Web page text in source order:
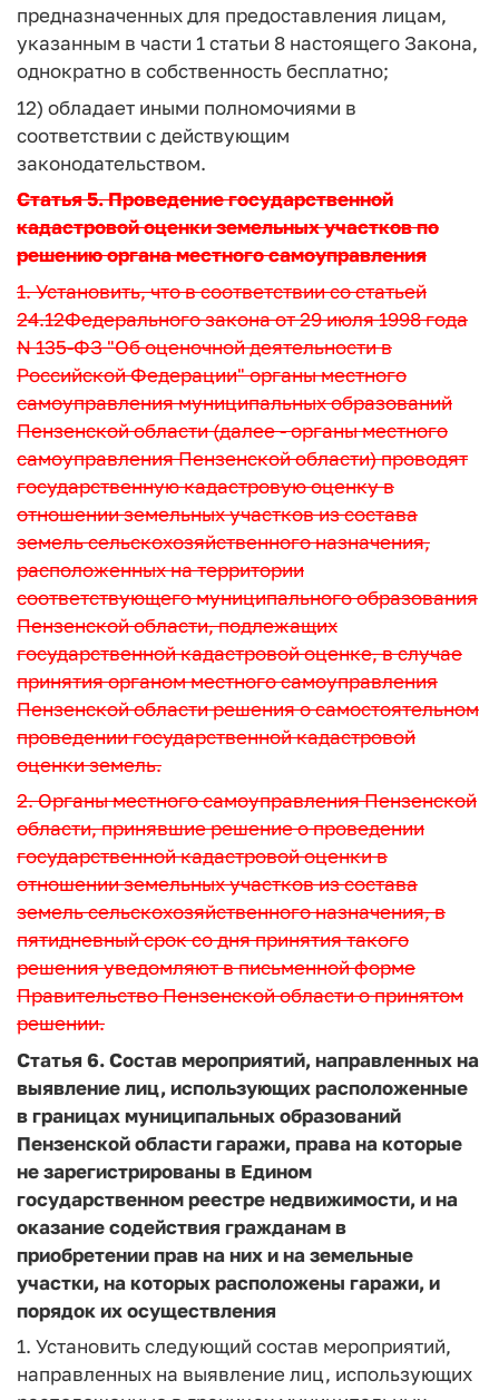
предназначенных для предоставления лицам,
указанным в части 1 статьи 8 настоящего Закона,
однократно в собственность бесплатно;
12) обладает иными полномочиями в
соответствии с действующим
законодательством.
Статья 5. Проведение государственной
кадастровой оценки земельных участков по
решению органа местного самоуправления
1. Установить, что в соответствии состатьей
24.12Федерального закона от 29 июля 1998 года
N 135-ФЗ "Об оценочной деятельности в
Российской Федерации" органы местного
самоуправления муниципальных образований
Пензенской области (далее - органы местного
самоуправления Пензенской области) проводят
государственную кадастровую оценку в
отношении земельных участков из состава
земель сельскохозяйственного назначения,
расположенных на территории
соответствующего муниципального образования
Пензенской области, подлежащих
государственной кадастровой оценке, в случае
принятия органом местного самоуправления
Пензенской области решения о самостоятельном
проведении государственной кадастровой
оценки земель.
2. Органы местного самоуправления Пензенской
области, принявшие решение о проведении
государственной кадастровой оценки в
отношении земельных участков из состава
земель сельскохозяйственного назначения, в
пятидневный срок со дня принятия такого
решения уведомляют в письменной форме
Правительство Пензенской области о принятом
решении.
Статья 6.Состав мероприятий, направленных на
выявление лиц, использующих расположенные
в границах муниципальных образований
Пензенской области гаражи, права на которые
не зарегистрированы в Едином
государственном реестре недвижимости, и на
оказание содействия гражданам в
приобретении прав на них и на земельные
участки, на которых расположены гаражи, и
порядок их осуществления
1. Установить следующий состав мероприятий,
направленных на выявление лиц, использующих